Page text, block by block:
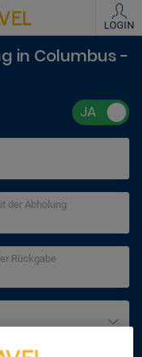
LOGIN
in Columbus -
der Abholung
Rückgabe